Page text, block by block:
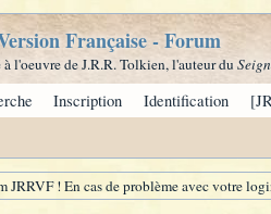
Française - Forum
à l'oeuvre de J.R.R. Tolkien, l'auteur du
Inscription Identification
JRRVF ! En cas de problème avec votre